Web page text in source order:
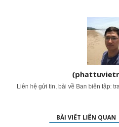
Liên hệ gửi tin, bài về Ban biên tập:
BÀI VIẾT LIÊN QUAN